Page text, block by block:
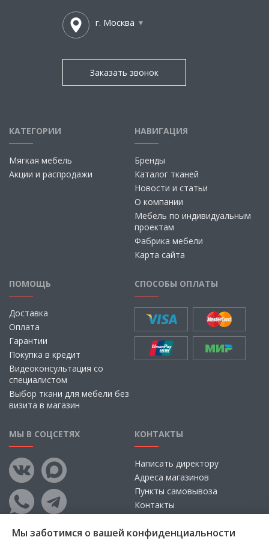
г. Москва
Заказать звонок
КАТЕГОРИИ
Мягкая мебель
Акции и распродажи
НАВИГАЦИЯ
Бренды
Каталог тканей
Новости и статьи
О компании
Мебель по индивидуальным
проектам
Фабрика мебели
Карта сайта
ПОМОЩЬ
Доставка
Оплата
Гарантии
Покупка в кредит
Видеоконсультация со
специалистом
Выбор ткани для мебели без
визита в магазин
СПОСОБЫ ОПЛАТЫ
МЫ В СОЦСЕТЯХ КОНТАКТЫ
Написать директору
Адреса магазинов
Пункты самовывоза
Контакты
Мы заботимся о вашей конфиденциальности